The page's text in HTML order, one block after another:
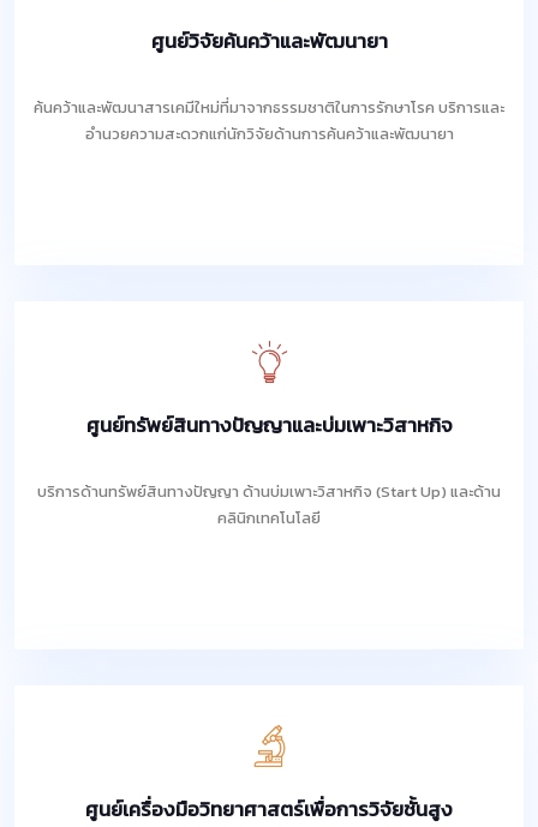
ศูนย์วิจัยค้นคว้าและพัฒนายา
ค้นคว้าและพัฒนาสารเคมีใหม่ที่มาจากธรรมชาติในการรักษาโรค บริการและ
อำนวยความสะดวกแก่นักวิจัยด้านการค้นคว้าและพัฒนายา
ศูนย์ทรัพย์สินทางปัญญาและบ่มเพาะวิสาหกิจ
บริการด้านทรัพย์สินทางปัญญา ด้านบ่มเพาะวิสาหกิจ (Start Up) และด้าน
คลินิกเทคโนโลยี
ศูนย์เครื่องมือวิทยาศาสตร์เพื่อการวิจัยชั้นสูง